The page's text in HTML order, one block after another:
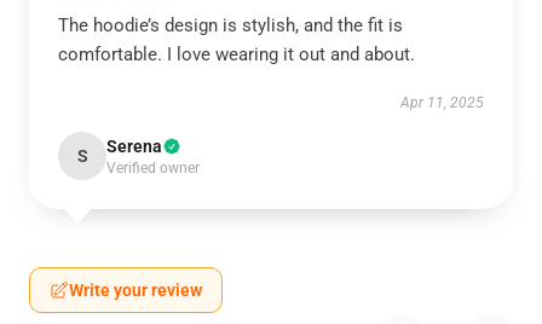
The hoodie’s design is stylish, and the fit is
comfortable. I love wearing it out and about.
Apr 11, 2025
S Serena
Verified owner
Write your review